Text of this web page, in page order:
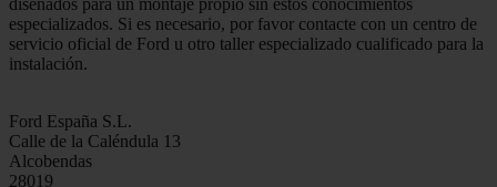
diseñados para un montaje propio sin estos conocimientos
especializados. Si es necesario, por favor contacte con un centro de
servicio oficial de Ford u otro taller especializado cualificado para la
instalación.
Ford España S.L.
Calle de la Caléndula 13
Alcobendas
28019